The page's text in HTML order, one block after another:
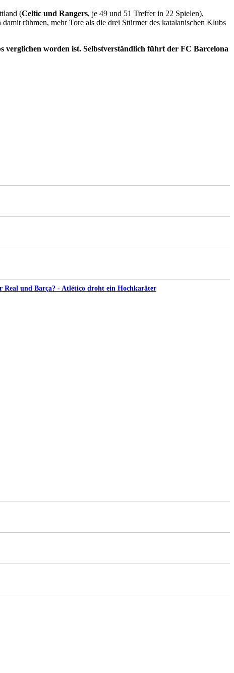
(Celtic und Rangers, je 49 und 51 Treffer in 22 Spielen),
rühmen, mehr Tore als die drei Stürmer des katalanischen Klubs
verglichen worden ist. Selbstverständlich führt der FC Barcelona
Real und Barça? - Atlético droht ein Hochkaräter